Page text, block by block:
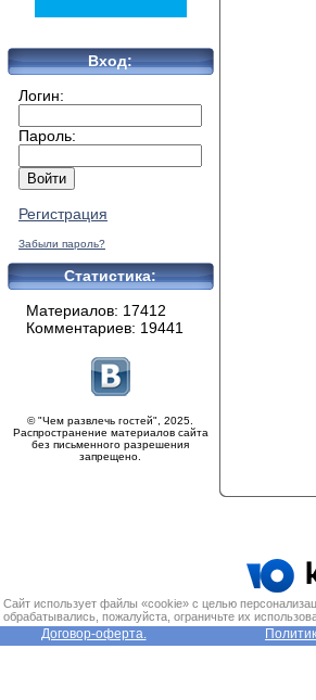
Вход:
Логин:
Пароль:
Регистрация
Забыли пароль?
Статистика:
Материалов: 17412
Комментариев: 19441
© "Чем развлечь гостей", 2025.
Распространение материалов сайта
без письменного разрешения
запрещено.
Сайт использует файлы «cookie» с целью
обрабатывались, пожалуйста, ограничьте их
Договор-оферта.